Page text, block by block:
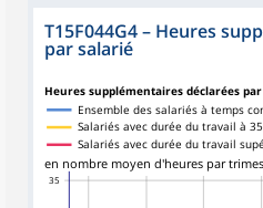
T15F044G4– Heures
par salarié
Heures supplémentaires déclarées
35
en nombre moyen d'heures par
Ensemble des salariés à temps
Salariés avec durée du travail à
Salariés avec durée du travail